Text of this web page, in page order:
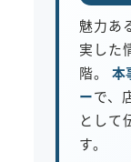
魅力あ
実した
階。 本
ーで、
として
す。